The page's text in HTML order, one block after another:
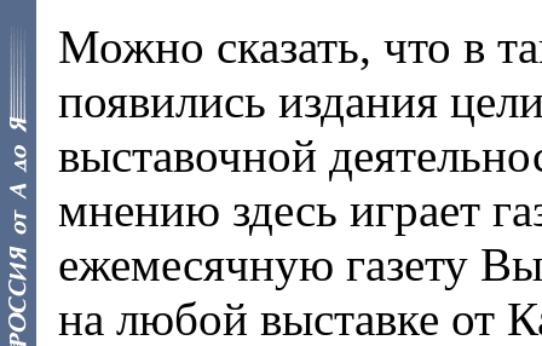
Можно сказать, что в
появились издания
выставочной
мнению здесь играет
ежемесячную газету
на любой выставке от